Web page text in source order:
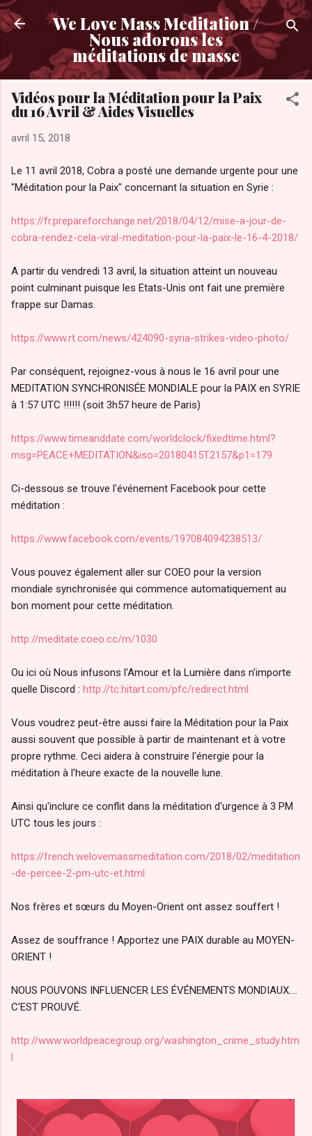
Accéder au contenu principal
We Love Mass Meditation /
Nous adorons les
méditations de masse
Vidéos pour la Méditation pour la Paix
du 16 Avril & Aides Visuelles
avril 15, 2018
Le 11 avril 2018, Cobra a posté une demande urgente pour une
"Méditation pour la Paix" concernant la situation en Syrie :
https://fr.prepareforchange.net/2018/04/12/mise-a-jour-de-
cobra-rendez-cela-viral-meditation-pour-la-paix-le-16-4-2018/
A partir du vendredi 13 avril, la situation atteint un nouveau
point culminant puisque les Etats-Unis ont fait une première
frappe sur Damas.
https://www.rt.com/news/424090-syria-strikes-video-photo/
Par conséquent, rejoignez-vous à nous le 16 avril pour une
MEDITATION SYNCHRONISÉE MONDIALE pour la PAIX en SYRIE
à 1:57 UTC !!!!!! (soit 3h57 heure de Paris)
https://www.timeanddate.com/worldclock/fixedtime.html?
msg=PEACE+MEDITATION&iso=20180415T2157&p1=179
Ci-dessous se trouve l'événement Facebook pour cette
méditation :
https://www.facebook.com/events/197084094238513/
Vous pouvez également aller sur COEO pour la version
mondiale synchronisée qui commence automatiquement au
bon moment pour cette méditation.
http://meditate.coeo.cc/m/1030
Ou ici où Nous infusons l'Amour et la Lumière dans n'importe
quelle Discord : http://tc.hitart.com/pfc/redirect.html
Vous voudrez peut-être aussi faire la Méditation pour la Paix
aussi souvent que possible à partir de maintenant et à votre
propre rythme. Ceci aidera à construire l'énergie pour la
méditation à l'heure exacte de la nouvelle lune.
Ainsi qu'inclure ce conflit dans la méditation d'urgence à 3 PM
UTC tous les jours :
https://french.welovemassmeditation.com/2018/02/meditation
-de-percee-2-pm-utc-et.html
Nos frères et sœurs du Moyen-Orient ont assez souffert !
Assez de souffrance ! Apportez une PAIX durable au MOYEN-
ORIENT !
NOUS POUVONS INFLUENCER LES ÉVÉNEMENTS MONDIAUX....
C'EST PROUVÉ.
http://www.worldpeacegroup.org/washington_crime_study.htm
l